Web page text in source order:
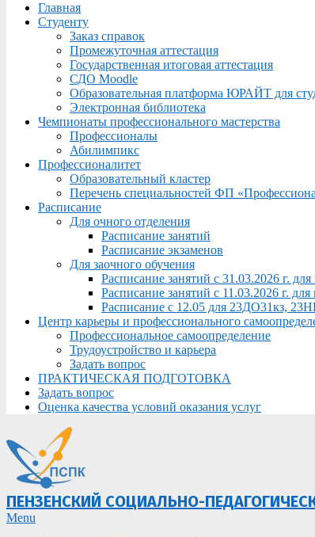
Menu
Главная
Студенту
Заказ справок
Промежуточная аттестация
Государственная итоговая аттестация
СДО Moodle
Образовательная платформа ЮРАЙТ для
Электронная библиотека
Чемпионаты профессионального мастерства
Профессионалы
Абилимпикс
Профессионалитет
Образовательный кластер
Перечень специальностей ФП
Расписание
Для очного отделения
Расписание занятий
Расписание экзаменов
Для заочного обучения
Расписание занятий с 31.03.2026 г.
Расписание занятий с 11.03.2026 г.
Расписание с 12.05 для 23ДО31кз,
Центр карьеры и профессионального
Профессиональное самоопределение
Трудоустройство и карьера
Задать вопрос
ПРАКТИЧЕСКАЯ ПОДГОТОВКА
Задать вопрос
Оценка качества условий оказания услуг
ПЕНЗЕНСКИЙ СОЦИАЛЬНО-
Primary
Menu